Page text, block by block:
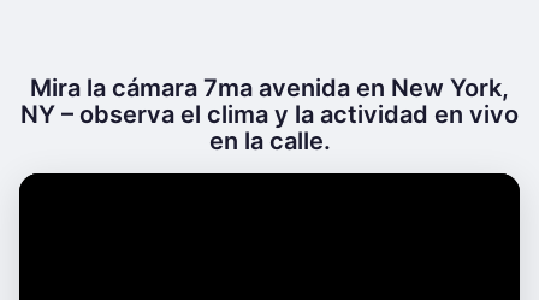
Mira la cámara 7ma avenida en New York,
NY – observa el clima y la actividad en vivo
en la calle.